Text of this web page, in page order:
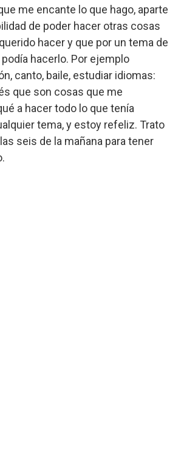
me encante lo que hago, aparte
de poder hacer otras cosas
hacer y que por un tema de
hacerlo. Por ejemplo
canto, baile, estudiar idiomas:
que son cosas que me
a hacer todo lo que tenía
tema, y estoy refeliz. Trato
seis de la mañana para tener